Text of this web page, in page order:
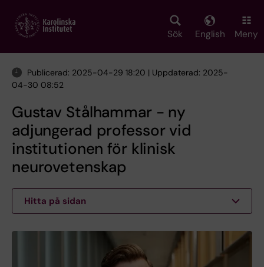
main
Sök English Meny
Publicerad: 2025-04-29 18:20 | Uppdaterad: 2025-
04-30 08:52
Gustav Stålhammar - ny
adjungerad professor vid
institutionen för klinisk
neurovetenskap
Hitta på sidan